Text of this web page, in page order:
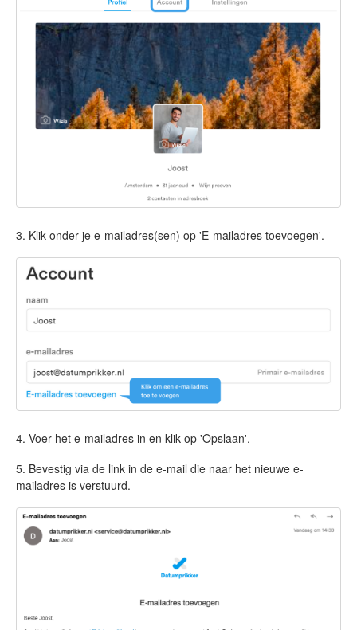
3. Klik onder je e-mailadres(sen) op 'E-mailadres toevoegen'.
4. Voer het e-mailadres in en klik op 'Opslaan'.
5. Bevestig via de link in de e-mail die naar het nieuwe e-
mailadres is verstuurd.